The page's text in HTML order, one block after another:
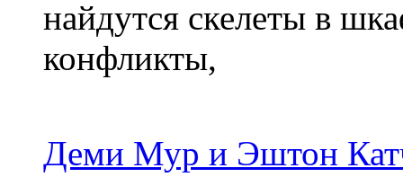
найдутся скелеты в
конфликты,
Деми Мур и Эштон